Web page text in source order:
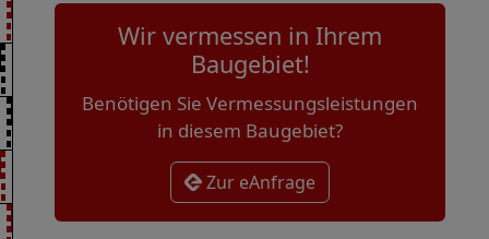
Wir vermessen in Ihrem
Baugebiet!
Benötigen Sie Vermessungsleistungen
in diesem Baugebiet?
Zur eAnfrage